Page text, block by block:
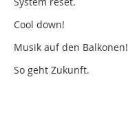
Cool down!
Musik auf den Balkonen!
So geht Zukunft.